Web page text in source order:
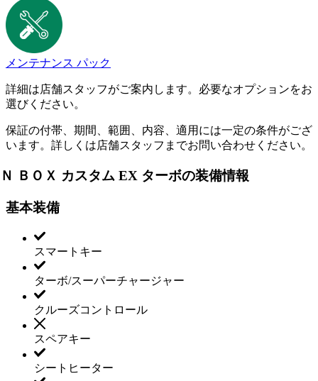
メンテナンス パック
詳細は店舗スタッフがご案内します。必要なオプションをお
選びください。
保証の付帯、期間、範囲、内容、適用には一定の条件がござ
います。詳しくは店舗スタッフまでお問い合わせください。
Ｎ ＢＯＸ カスタム EX ターボの装備情報
基本装備
スマートキー
ターボ/スーパーチャージャー
クルーズコントロール
スペアキー
シートヒーター